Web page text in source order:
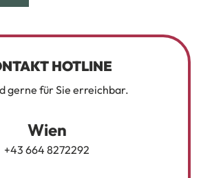
HOTLINE
gerne für Sie erreichbar.
Wien
+43 664 8272292